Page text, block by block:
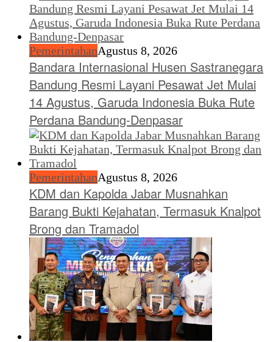
PemerintahanAgustus 8, 2026
Bandara Internasional Husen Sastranegara
Bandung Resmi Layani Pesawat Jet Mulai
14 Agustus, Garuda Indonesia Buka Rute
Perdana Bandung-Denpasar
PemerintahanAgustus 8, 2026
KDM dan Kapolda Jabar Musnahkan
Barang Bukti Kejahatan, Termasuk Knalpot
Brong dan Tramadol